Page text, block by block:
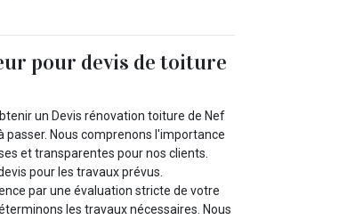
pour devis de toiture
un Devis rénovation toiture de Nef
Nous comprenons l'importance
et transparentes pour nos clients.
pour les travaux prévus.
par une évaluation stricte de votre
les travaux nécessaires. Nous